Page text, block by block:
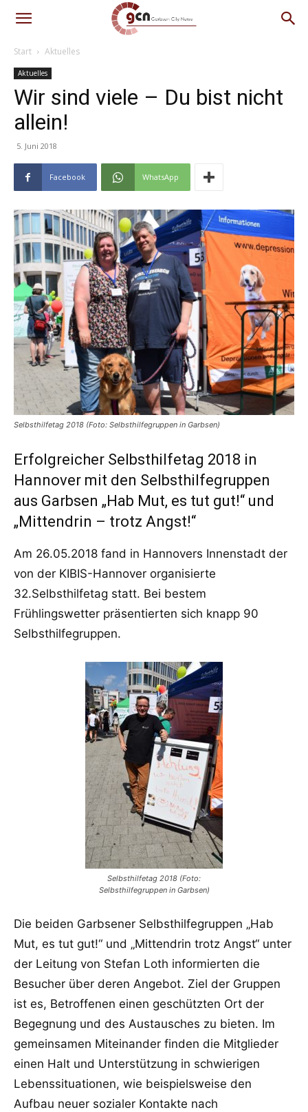
Start Aktuelles
Aktuelles
Wir sind viele – Du bist nicht
allein!
5. Juni 2018
Facebook WhatsApp
Selbsthilfetag 2018 (Foto: Selbsthilfegruppen in Garbsen)
Erfolgreicher Selbsthilfetag 2018 in
Hannover mit den Selbsthilfegruppen
aus Garbsen „Hab Mut, es tut gut!“ und
„Mittendrin – trotz Angst!“
Am 26.05.2018 fand in Hannovers Innenstadt der
von der KIBIS-Hannover organisierte
32.Selbsthilfetag statt. Bei bestem
Frühlingswetter präsentierten sich knapp 90
Selbsthilfegruppen.
Selbsthilfetag 2018 (Foto:
Selbsthilfegruppen in Garbsen)
Die beiden Garbsener Selbsthilfegruppen „Hab
Mut, es tut gut!“ und „Mittendrin trotz Angst“ unter
der Leitung von Stefan Loth informierten die
Besucher über deren Angebot. Ziel der Gruppen
ist es, Betroffenen einen geschützten Ort der
Begegnung und des Austausches zu bieten. Im
gemeinsamen Miteinander finden die Mitglieder
einen Halt und Unterstützung in schwierigen
Lebenssituationen, wie beispielsweise den
Aufbau neuer sozialer Kontakte nach